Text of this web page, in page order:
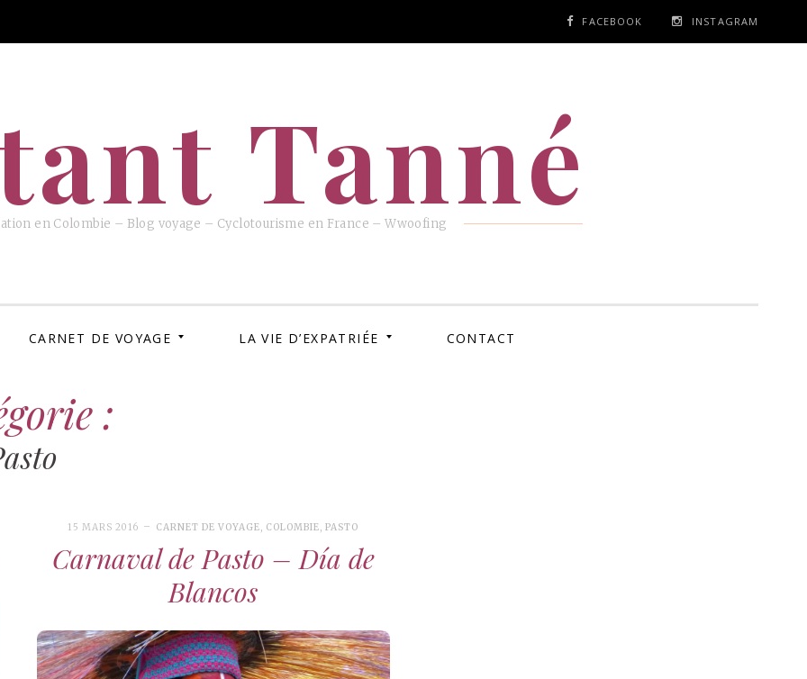
FACEBOOK INSTAGRAM
Tanné
en Colombie – Blog voyage – Cyclotourisme en France – Wwoofing
CARNET DE VOYAGE LA VIE D’EXPATRIÉE CONTACT
:
15 MARS 2016 CARNET DE VOYAGE, COLOMBIE,PASTO
Carnaval de Pasto – Día de
Blancos